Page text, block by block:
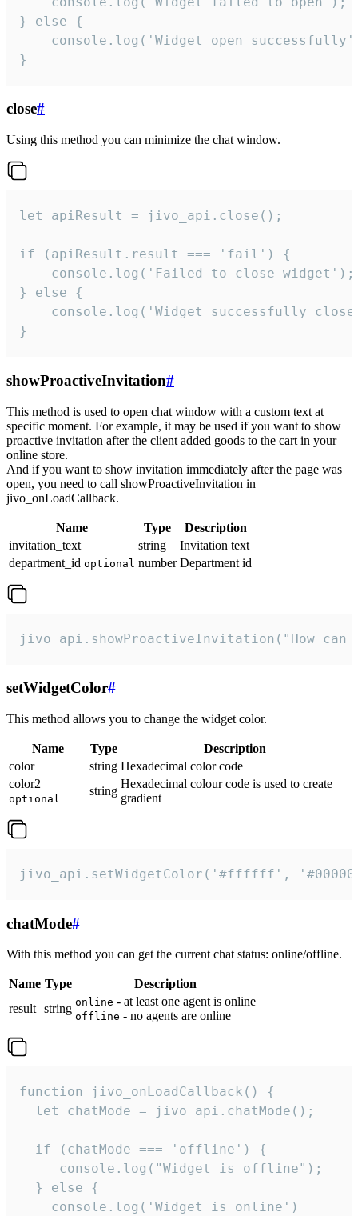
} else {
console.log('Widget open
}
close#
Using this method you can minimize the chat window.
let apiResult = jivo_api.close();
if (apiResult.result === 'fail') {
    console.log('Failed to close widget');
} else {
console.log('Widget successfully
}
showProactiveInvitation#
This method is used to open chat window with a custom text at
specific moment. For example, it may be used if you want to show
proactive invitation after the client added goods to the cart in your
online store.
And if you want to show invitation immediately after the page was
open, you need to call showProactiveInvitation in
jivo_onLoadCallback.
Name Type
Description
invitation_text
string
Invitation text
department_id optional number Department id
jivo_api.showProactiveInvitation("How
setWidgetColor#
This method allows you to change the widget color.
Name Type
Description
color
string Hexadecimal color code
color2
optional
string
Hexadecimal colour code is used to create
gradient
jivo_api.setWidgetColor('#ffffff',
chatMode#
With this method you can get the current chat status: online/offline.
Name Type
Description
result string online - at least one agent is online
offline - no agents are online
function jivo_onLoadCallback() {
  let chatMode = jivo_api.chatMode();
  if (chatMode === 'offline') {
     console.log("Widget is offline");
  } else {
    console.log('Widget is online')